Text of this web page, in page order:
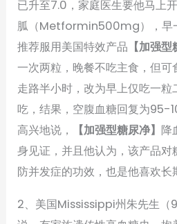
已升至7.0，家庭医生要他马上
胍（Metformin500mg），早
推荐服用美国特效产品 【加强型
一次两粒，晚餐不吃主食，但
走路半小时，改为早上仅吃一
吃，结果，空腹血糖回复为95-
高兴地说，
【加强型糖尿净】 降
身见证，并且他认为，该产品
防并发症的功效，也是他喜欢长
2、美国Mississippi州朱先生